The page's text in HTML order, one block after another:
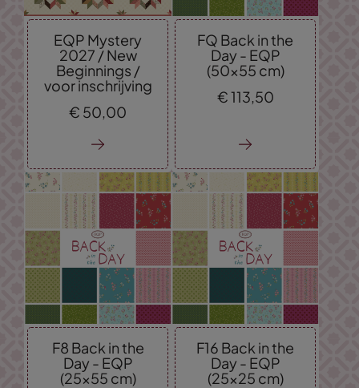
EQP Mystery
2027 / New
Beginnings /
voor inschrijving
€ 50,00
FQ Back in the
Day - EQP
(50x55 cm)
€113,50
F8 Back in the
Day - EQP
(25x55 cm)
F16 Back in the
Day - EQP
(25x25 cm)